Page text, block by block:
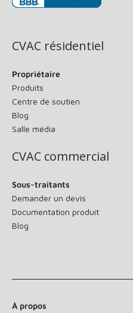
CVAC résidentiel
Propriétaire
Produits
Centre de soutien
Blog
Salle média
CVAC commercial
Sous-traitants
Demander un devis
Documentation produit
Blog
À propos